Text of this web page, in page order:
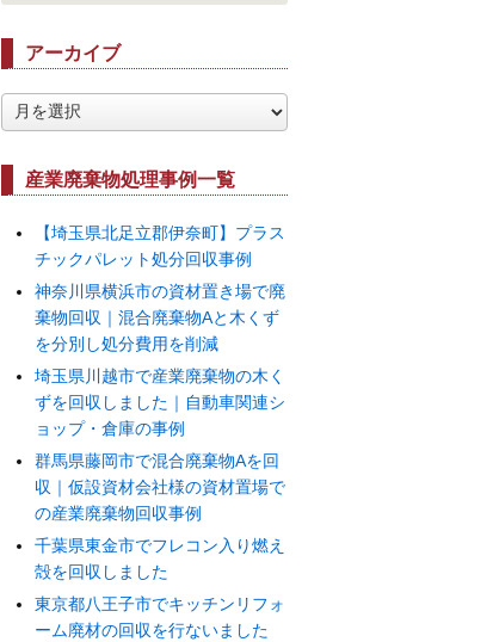
アーカイブ
ー
ブ
産業廃棄物処理事例一覧
【埼玉県北足立郡伊奈町】プラス
チックパレット処分回収事例
神奈川県横浜市の資材置き場で廃
棄物回収｜混合廃棄物Aと木くず
を分別し処分費用を削減
埼玉県川越市で産業廃棄物の木く
ずを回収しました｜自動車関連シ
ョップ・倉庫の事例
群馬県藤岡市で混合廃棄物Aを回
収｜仮設資材会社様の資材置場で
の産業廃棄物回収事例
千葉県東金市でフレコン入り燃え
殻を回収しました
東京都八王子市でキッチンリフォ
ーム廃材の回収を行ないました